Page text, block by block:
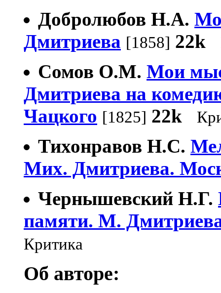
Добролюбов Н.А.
Дмитриева [1858] 22k
Сомов О.М. Мои
Дмитриева на
Чацкого [1825] 22k
Тихонравов Н.С.
Мих. Дмитриева.
Чернышевский Н.Г.
памяти. М.
Критика
Об авторе: